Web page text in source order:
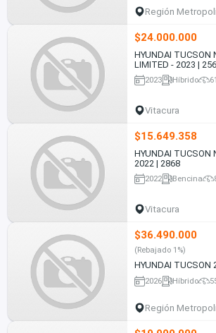
Región
$24.000.000
HYUNDAI TUCSON
LIMITED - 2023 |
2023 Híbrido
Vitacura
$15.649.358
HYUNDAI TUCSON
2022 | 2868
2022 Bencina
Vitacura
$36.490.000
(Rebajado 1%)
HYUNDAI TUCSON
2026 Híbrido
Región